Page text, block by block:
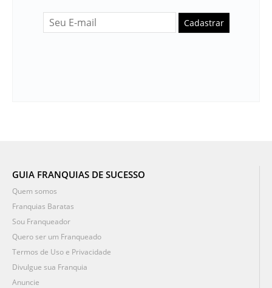
Cadastrar
GUIA FRANQUIAS DE SUCESSO
Quem somos
Franquias Baratas
Sou Franqueador
Quero ser um Franqueado
Termos de Uso e Privacidade
Divulgue sua Franquia
Anuncie